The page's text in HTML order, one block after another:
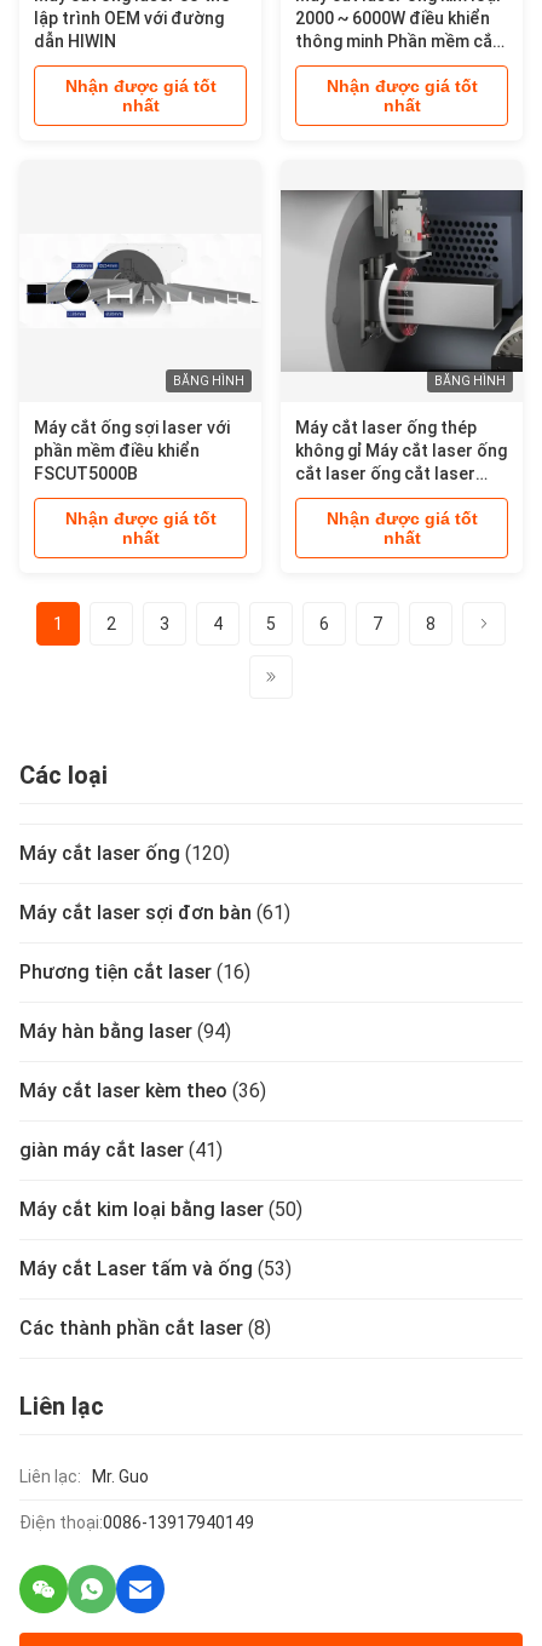
lập trình OEM với đường
dẫn HIWIN
Nhận được giá tốt
nhất
2000 ~ 6000W điều khiển
thông minh Phần mềm cắt
laser ống kim loại máy cắt
ống cnc
Nhận được giá tốt
nhất
BĂNG HÌNH
Máy cắt ống sợi laser với
phần mềm điều khiển
FSCUT5000B
Nhận được giá tốt
nhất
BĂNG HÌNH
Máy cắt laser ống thép
không gỉ Máy cắt laser ống
cắt laser ống cắt laser
ống sợi máy cắt laser
Nhận được giá tốt
nhất
1 2 3 4 5 6 7 8
Các loại
Máy cắt laser ống (120)
Máy cắt laser sợi đơn bàn (61)
Phương tiện cắt laser (16)
Máy hàn bằng laser (94)
Máy cắt laser kèm theo (36)
giàn máy cắt laser (41)
Máy cắt kim loại bằng laser (50)
Máy cắt Laser tấm và ống (53)
Các thành phần cắt laser (8)
Liên lạc
Liên lạc: Mr. Guo
Điện thoại:0086-13917940149